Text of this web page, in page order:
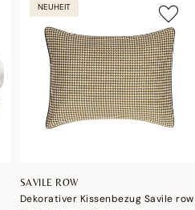
NEUHEIT
SAVILE ROW
Dekorativer Kissenbezug Savile row